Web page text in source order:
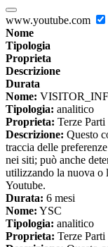
www.youtube.com
Nome
Tipologia
Proprieta
Descrizione
Durata
Nome:
Tipologia: analitico
Proprieta: Terze Parti
Descrizione: Questo
traccia delle
nei siti; può anche
utilizzando la nuova o
Youtube.
Durata: 6 mesi
Nome: YSC
Tipologia: analitico
Proprieta: Terze Parti